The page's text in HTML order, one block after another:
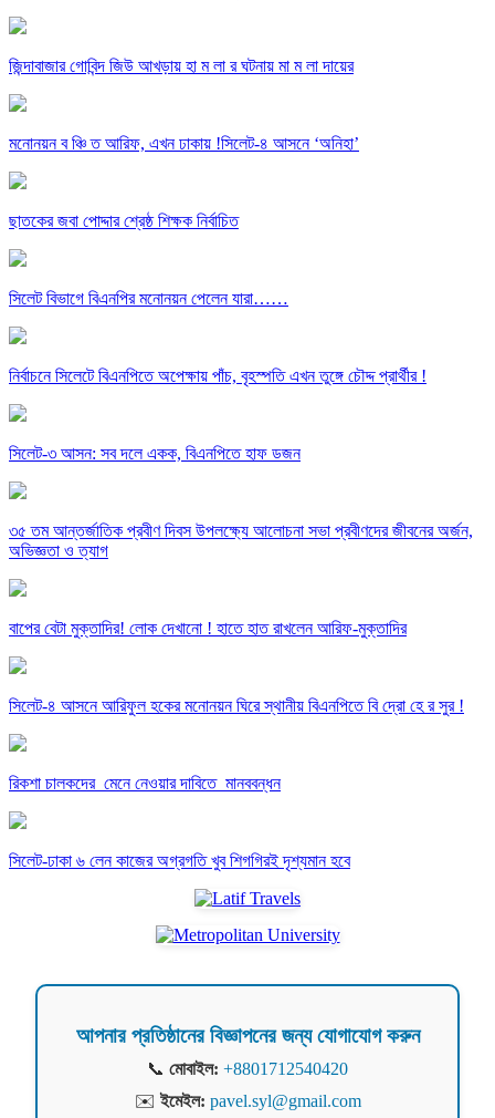
জিন্দাবাজার গোবিন্দ জিউ আখড়ায় হা ম লা র ঘটনায় মা ম লা দায়ের
মনোনয়ন ব ঞ্চি ত আরিফ, এখন ঢাকায় !সিলেট-৪ আসনে ‘অনিহা’
ছাতকের জবা পোদ্দার শ্রেষ্ঠ শিক্ষক নির্বাচিত
সিলেট বিভাগে বিএনপির মনোনয়ন পেলেন যারা……
নির্বাচনে সিলেটে বিএনপিতে অপেক্ষায় পাঁচ, বৃহস্পতি এখন তুঙ্গে চৌদ্দ প্রার্থীর !
সিলেট-৩ আসন: সব দলে একক, বিএনপিতে হাফ ডজন
৩৫ তম আন্তর্জাতিক প্রবীণ দিবস উপলক্ষ্যে আলোচনা সভা প্রবীণদের জীবনের অর্জন,
অভিজ্ঞতা ও ত্যাগ
বাপের বেটা মুক্তাদির! লোক দেখানো ! হাতে হাত রাখলেন আরিফ-মুক্তাদির
সিলেট-৪ আসনে আরিফুল হকের মনোনয়ন ঘিরে স্থানীয় বিএনপিতে বি দ্রো হে র সুর !
রিকশা চালকদের মেনে নেওয়ার দাবিতে মানববন্ধন
সিলেট-ঢাকা ৬ লেন কাজের অগ্রগতি খুব শিগগিরই দৃশ্যমান হবে
আপনার প্রতিষ্ঠানের বিজ্ঞাপনের জন্য যোগাযোগ করুন
📞 মোবাইল: +8801712540420
✉️ইমেইল: pavel.syl@gmail.com